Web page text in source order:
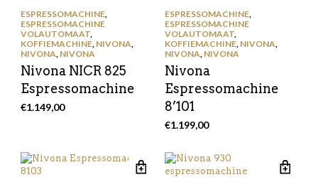
ESPRESSOMACHINE,
ESPRESSOMACHINE
VOLAUTOMAAT,
KOFFIEMACHINE, NIVONA
NIVONA NIVONA
Nivona NICR 825
Espressomachine
€1.149,00
ESPRESSOMACHINE,
ESPRESSOMACHINE
VOLAUTOMAAT,
KOFFIEMACHINE, NIVONA
NIVONA NIVONA
Nivona
Espressomachine
8’101
€1.199,00